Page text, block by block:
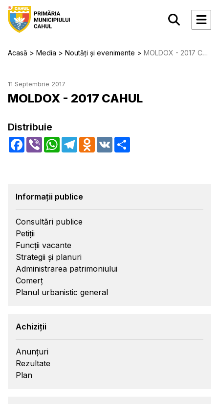
Acasă Media Noutăți și evenimente MOLDOX - 2017 CAHUL
11 Septembrie 2017
MOLDOX - 2017 CAHUL
Distribuie
Facebook
Viber WhatsApp
TelegramOdnoklassniki
VK
Informații publice
Consultări publice
Petiții
Funcții vacante
Strategii și planuri
Administrarea patrimoniului
Comerț
Planul urbanistic general
Achiziții
Anunțuri
Rezultate
Plan